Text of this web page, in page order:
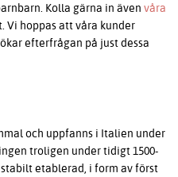
Kolla gärna in även våra
Vi hoppas att våra kunder
efterfrågan på just dessa
och uppfanns i Italien under
troligen under tidigt 1500-
etablerad, i form av först